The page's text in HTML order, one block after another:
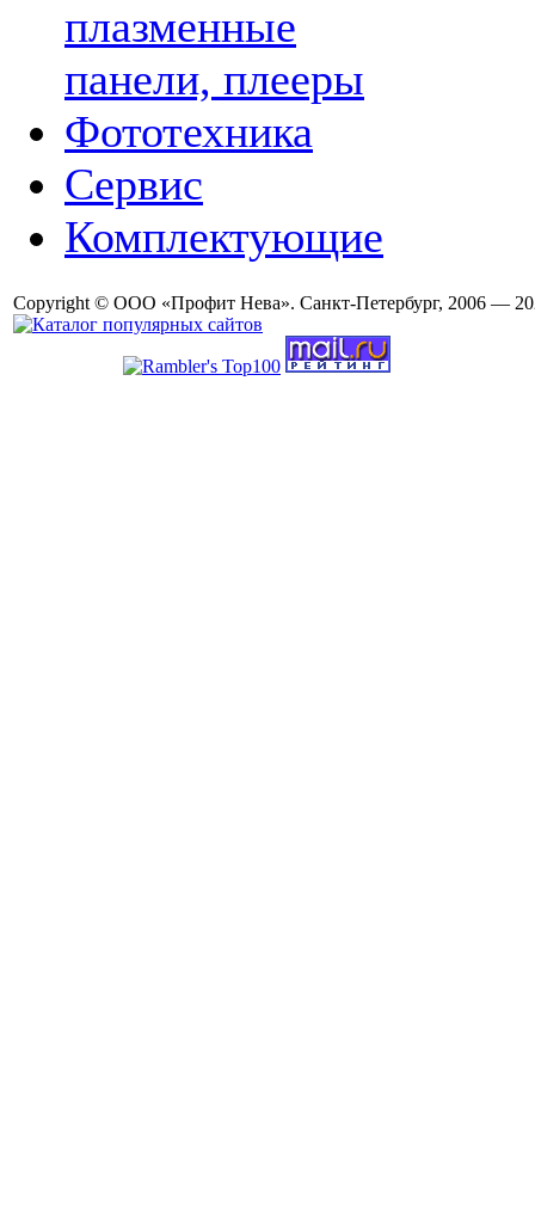
плазменные
панели, плееры
Фототехника
Сервис
Комплектующие
Copyright © ООО «Профит Нева». Санкт-Петербург, 2006 —